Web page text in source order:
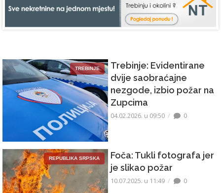
TREBINJE
Trebinje: Evidentirane
dvije saobraćajne
nezgode, izbio požar na
Zupcima
04.02.2026. u 09:50 0
REPUBLIKA SRPSKA
Foča: Tukli fotografa jer
je slikao požar
10.07.2025. u 11:49 0